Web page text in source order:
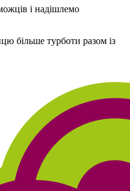
і надішлемо
більше турботи разом із